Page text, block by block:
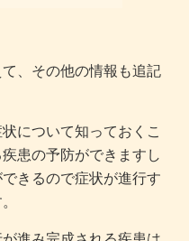
、その他の情報も追記
について知っておくこ
患の予防ができますし
きるので症状が進行す